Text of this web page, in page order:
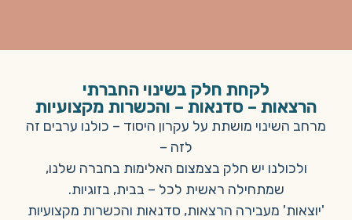
לקחת חלק בשינוי החברתי
הרצאות – סדנאות – והכשרות מקצועיות
מרחב השינוי מושתת על עקרון היסוד – כולנו ערבים זה
לזה –
ולכולנו יש חלק בצמצום האלימות בחברה שלנו,
שמתחילה ראשית לכל – בבית, בזוגיות.
'יוצאות' מעבירה הרצאות, סדנאות והכשרות מקצועיות